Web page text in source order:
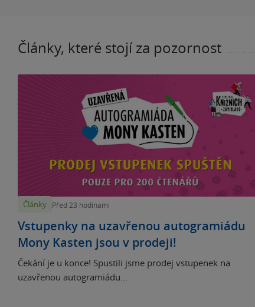
Články, které stojí za pozornost
Články Před 23 hodinami
Vstupenky na uzavřenou autogramiádu
Mony Kasten jsou v prodeji!
Čekání je u konce! Spustili jsme prodej vstupenek na
uzavřenou autogramiádu...